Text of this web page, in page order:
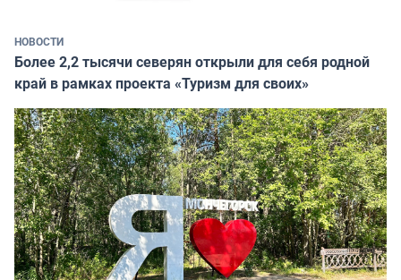
НОВОСТИ
Более 2,2 тысячи северян открыли для себя родной
край в рамках проекта «Туризм для своих»